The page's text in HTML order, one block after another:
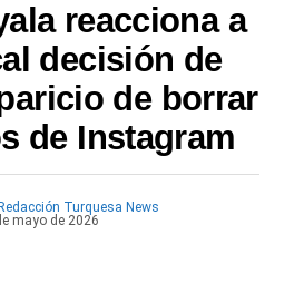
reacciona a
decisión de
de borrar
de Instagram
Redacción Turquesa News
mayo de 2026